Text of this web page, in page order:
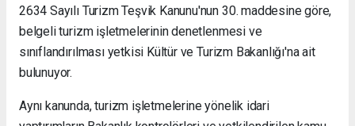
2634 Sayılı Turizm Teşvik Kanunu'nun 30. maddesine göre,
belgeli turizm işletmelerinin denetlenmesi ve
sınıflandırılması yetkisi Kültür ve Turizm Bakanlığı'na ait
bulunuyor.
Aynı kanunda, turizm işletmelerine yönelik idari